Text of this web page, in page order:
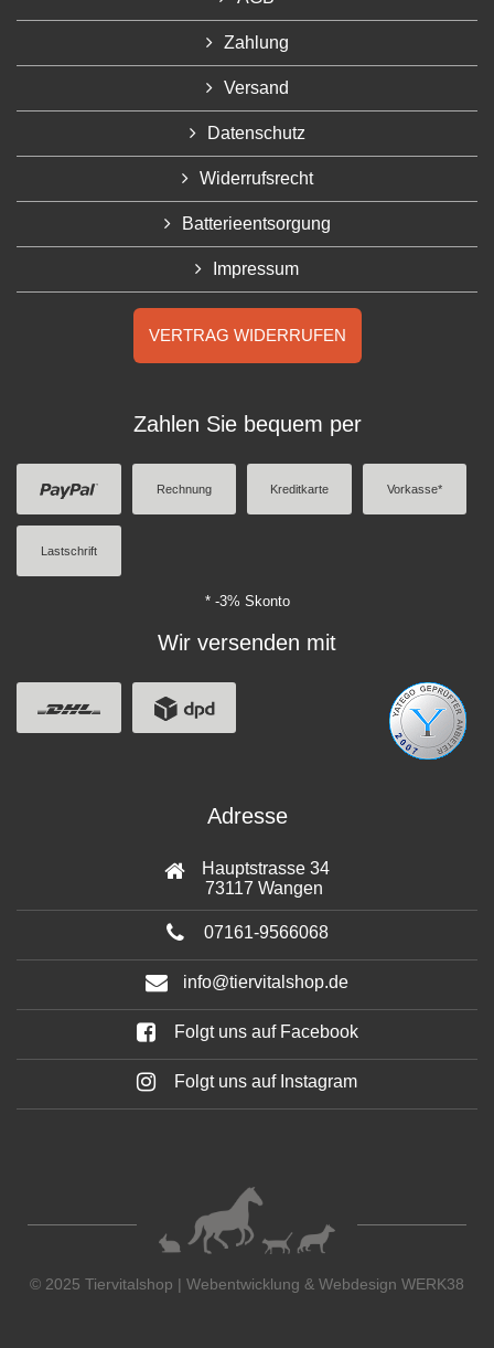
Zahlung
Versand
Datenschutz
Widerrufsrecht
Batterieentsorgung
Impressum
VERTRAG WIDERRUFEN
Zahlen Sie bequem per
Rechnung Kreditkarte Vorkasse*
Lastschrift
* -3% Skonto
Wir versenden mit
Adresse
Hauptstrasse 34
73117 Wangen
07161-9566068
info@tiervitalshop.de
Folgt uns auf Facebook
Folgt uns auf Instagram
© 2025 Tiervitalshop | Webentwicklung & Webdesign WERK38